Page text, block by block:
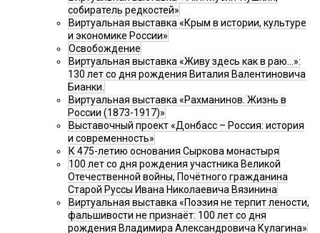
собиратель редкостей»
Виртуальная выставка «Крым в истории, культуре
и экономике России»
Освобождение
Виртуальная выставка «Живу здесь как в раю…»:
130 лет со дня рождения Виталия Валентиновича
Бианки.
Виртуальная выставка «Рахманинов. Жизнь в
России (1873-1917)»
Выставочный проект «Донбасс – Россия: история
и современность»
К 475-летию основания Сыркова монастыря
100 лет со дня рождения участника Великой
Отечественной войны, Почётного гражданина
Старой Руссы Ивана Николаевича Вязинина
Виртуальная выставка «Поэзия не терпит лености,
фальшивости не признаёт: 100 лет со дня
рождения Владимира Александровича Кулагина»